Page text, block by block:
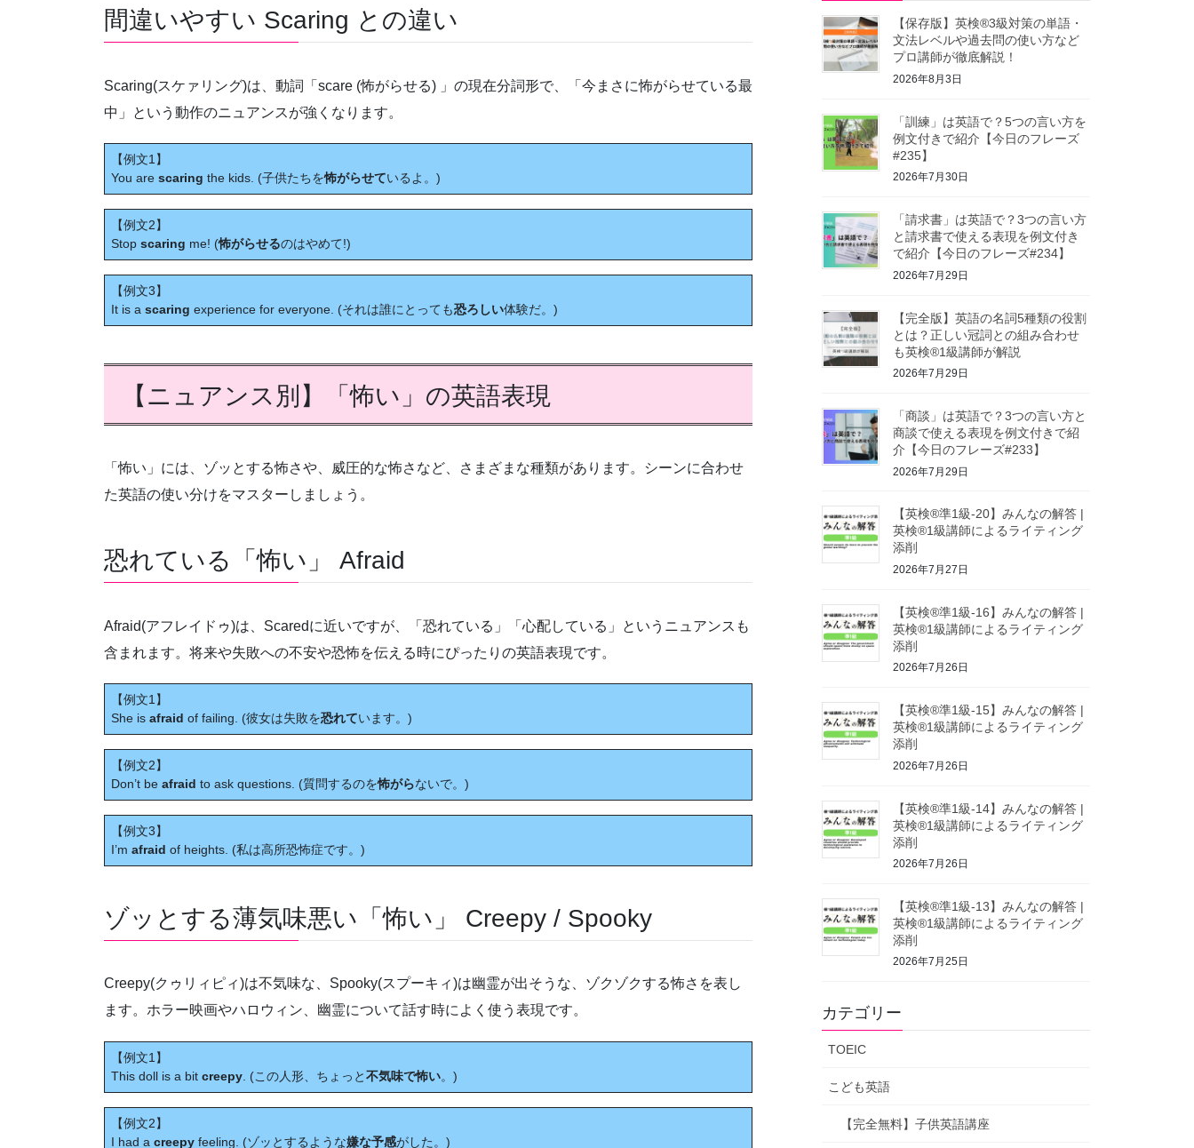
間違いやすい Scaring との違い
Scaring(スケァリング)は、動詞「scare (怖がらせる) 」の現在分詞形で、「今まさに怖がらせている最
中」という動作のニュアンスが強くなります。
【例文1】
You are scaring the kids. (子供たちを怖がらせているよ。)
【例文2】
Stop scaring me! (怖がらせるのはやめて!)
【例文3】
It is a scaring experience for everyone. (それは誰にとっても恐ろしい体験だ。)
【ニュアンス別】「怖い」の英語表現
「怖い」には、ゾッとする怖さや、威圧的な怖さなど、さまざまな種類があります。シーンに合わせ
た英語の使い分けをマスターしましょう。
恐れている「怖い」 Afraid
Afraid(アフレイドゥ)は、Scaredに近いですが、「恐れている」「心配している」というニュアンスも
含まれます。将来や失敗への不安や恐怖を伝える時にぴったりの英語表現です。
【例文1】
She is afraid of failing. (彼女は失敗を恐れています。)
【例文2】
Don’t be afraid to ask questions. (質問するのを怖がらないで。)
【例文3】
I’m afraid of heights. (私は高所恐怖症です。)
ゾッとする薄気味悪い「怖い」 Creepy / Spooky
Creepy(クゥリィピィ)は不気味な、Spooky(スプーキィ)は幽霊が出そうな、ゾクゾクする怖さを表し
ます。ホラー映画やハロウィン、幽霊について話す時によく使う表現です。
【例文1】
This doll is a bit creepy . (この人形、ちょっと不気味で怖い。)
【例文2】
I had a creepy feeling. (ゾッとするような嫌な予感がした。)
【保存版】英検®3級対策の単語・
文法レベルや過去問の使い方など
プロ講師が徹底解説！
2026年8月3日
「訓練」は英語で？5つの言い方を
例文付きで紹介【今日のフレーズ
#235】
2026年7月30日
「請求書」は英語で？3つの言い方
と請求書で使える表現を例文付き
で紹介【今日のフレーズ#234】
2026年7月29日
【完全版】英語の名詞5種類の役割
とは？正しい冠詞との組み合わせ
も英検®1級講師が解説
2026年7月29日
「商談」は英語で？3つの言い方と
商談で使える表現を例文付きで紹
介【今日のフレーズ#233】
2026年7月29日
【英検®準1級-20】みんなの解答 |
英検®1級講師によるライティング
添削
2026年7月27日
【英検®準1級-16】みんなの解答 |
英検®1級講師によるライティング
添削
2026年7月26日
【英検®準1級-15】みんなの解答 |
英検®1級講師によるライティング
添削
2026年7月26日
【英検®準1級-14】みんなの解答 |
英検®1級講師によるライティング
添削
2026年7月26日
【英検®準1級-13】みんなの解答 |
英検®1級講師によるライティング
添削
2026年7月25日
カテゴリー
TOEIC
こども英語
【完全無料】子供英語講座